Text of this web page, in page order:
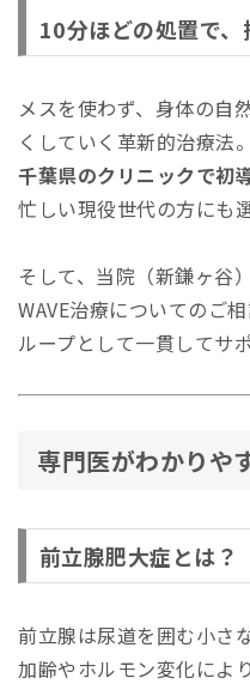
10分ほどの処置で
メスを使わず、身体の自
くしていく革新的治療法。
千葉県のクリニックで初
忙しい現役世代の方にも
そして、当院（新鎌ヶ谷
WAVE治療についてのご
ループとして一貫してサ
専門医がわかりや
前立腺肥大症とは？
前立腺は尿道を囲む小さ
加齢やホルモン変化によ